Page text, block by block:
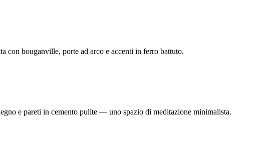
con bouganville, porte ad arco e accenti in ferro battuto.
e pareti in cemento pulite — uno spazio di meditazione minimalista.